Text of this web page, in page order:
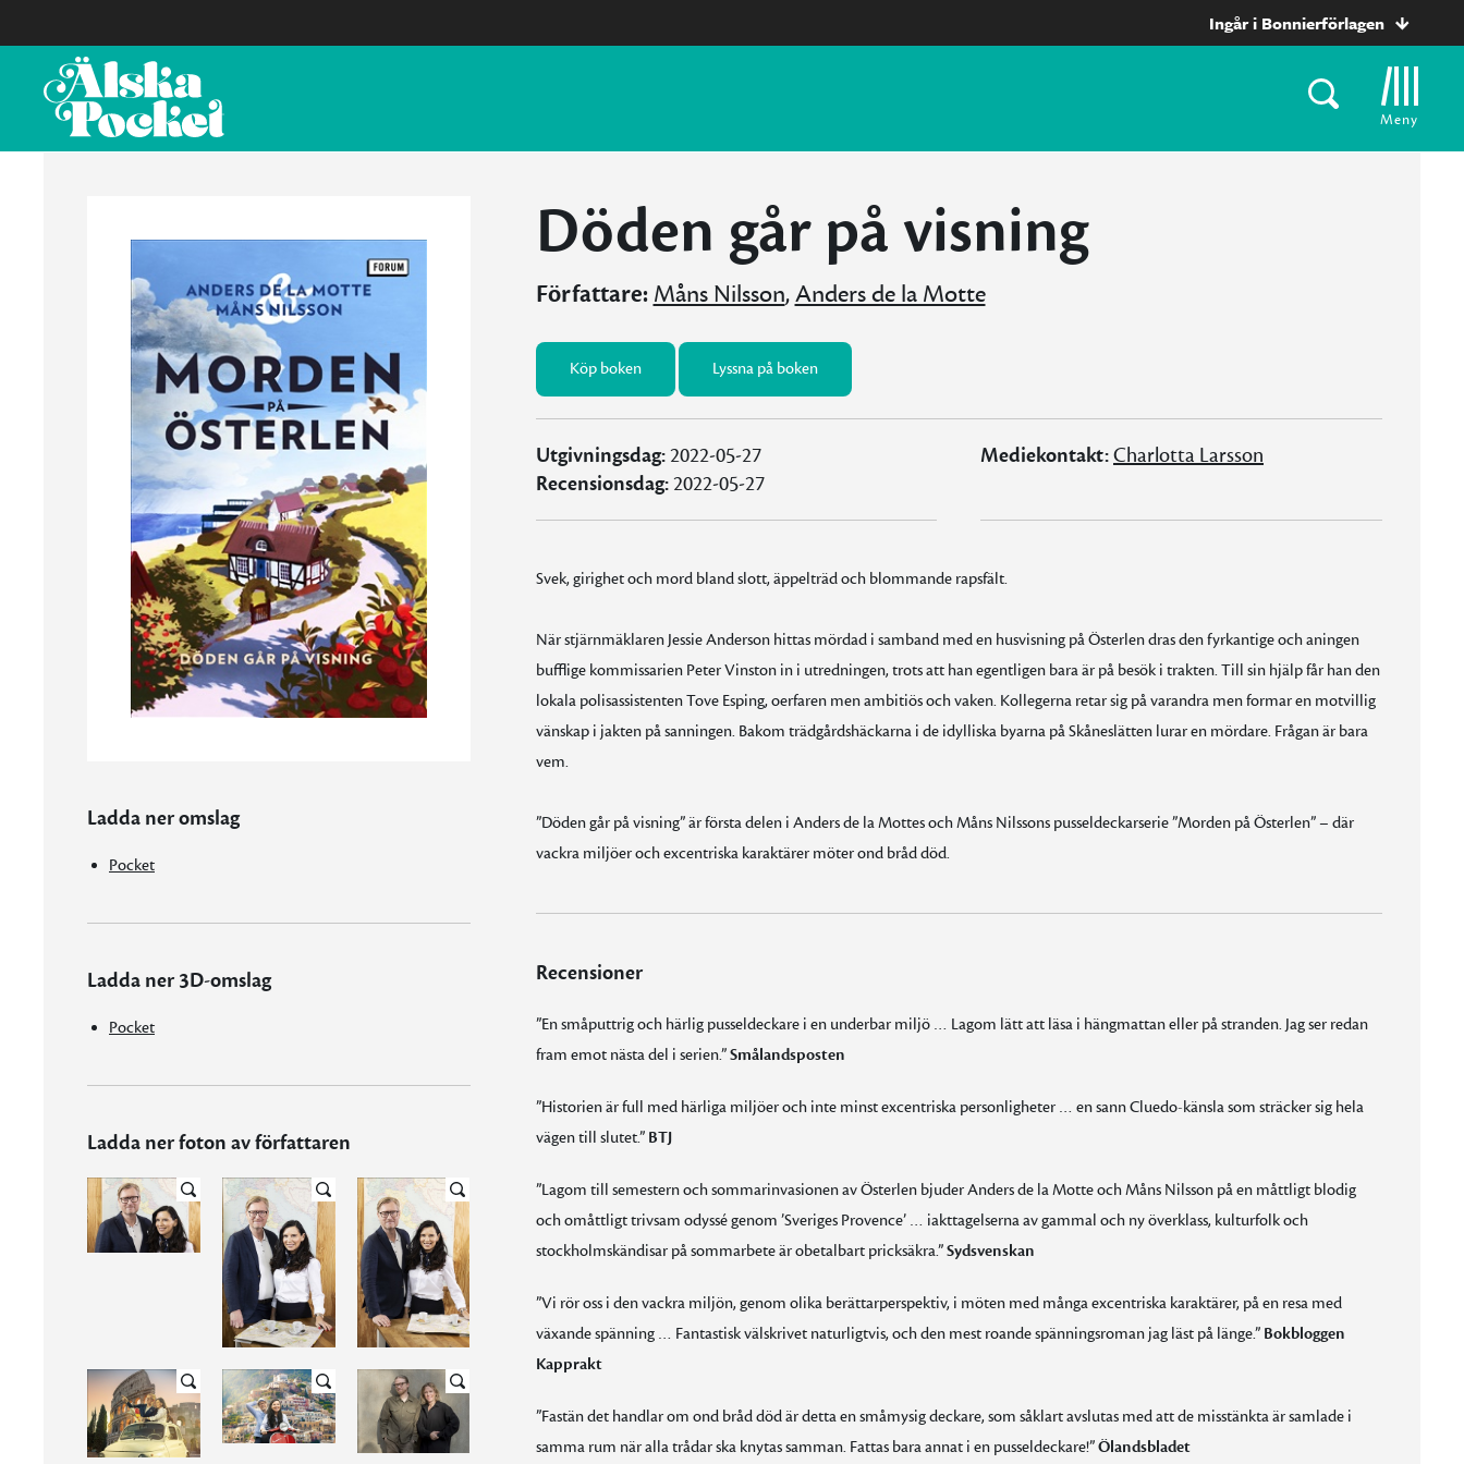
Ingår i Bonnierförlagen
Meny
Ladda ner omslag
Pocket
Ladda ner 3D-omslag
Pocket
Ladda ner foton av författaren
Döden går på visning
Författare: Måns Nilsson,Anders de la Motte
Köp boken Lyssna på boken
Utgivningsdag:2022-05-27
Recensionsdag:2022-05-27
Mediekontakt:Charlotta Larsson
Svek, girighet och mord bland slott, äppelträd och blommande rapsfält.
När stjärnmäklaren Jessie Anderson hittas mördad i samband med en husvisning på Österlen dras den fyrkantige och aningen
bufflige kommissarien Peter Vinston in i utredningen, trots att han egentligen bara är på besök i trakten. Till sin hjälp får han den
lokala polisassistenten Tove Esping, oerfaren men ambitiös och vaken. Kollegerna retar sig på varandra men formar en motvillig
vänskap i jakten på sanningen. Bakom trädgårdshäckarna i de idylliska byarna på Skåneslätten lurar en mördare. Frågan är bara
vem.
”Döden går på visning” är första delen i Anders de la Mottes och Måns Nilssons pusseldeckarserie ”Morden på Österlen” – där
vackra miljöer och excentriska karaktärer möter ond bråd död.
Recensioner
”En småputtrig och härlig pusseldeckare i en underbar miljö … Lagom lätt att läsa i hängmattan eller på stranden. Jag ser redan
fram emot nästa del i serien.”Smålandsposten
”Historien är full med härliga miljöer och inte minst excentriska personligheter … en sann Cluedo-känsla som sträcker sig hela
vägen till slutet.” BTJ
”Lagom till semestern och sommarinvasionen av Österlen bjuder Anders de la Motte och Måns Nilsson på en måttligt blodig
och omåttligt trivsam odyssé genom ’Sveriges Provence’ … iakttagelserna av gammal och ny överklass, kulturfolk och
stockholmskändisar på sommarbete är obetalbart pricksäkra.”Sydsvenskan
”Vi rör oss i den vackra miljön, genom olika berättarperspektiv, i möten med många excentriska karaktärer, på en resa med
växande spänning … Fantastisk välskrivet naturligtvis, och den mest roande spänningsroman jag läst på länge.” Bokbloggen
Kapprakt
”Fastän det handlar om ond bråd död är detta en småmysig deckare, som såklart avslutas med att de misstänkta är samlade i
samma rum när alla trådar ska knytas samman. Fattas bara annat i en pusseldeckare!”Ölandsbladet